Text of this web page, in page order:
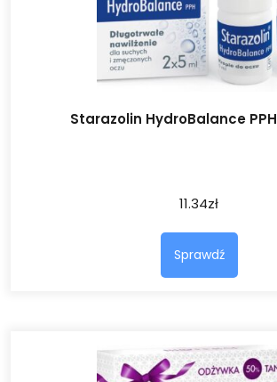
Starazolin HydroBalance
11.34zł
Sprawdź